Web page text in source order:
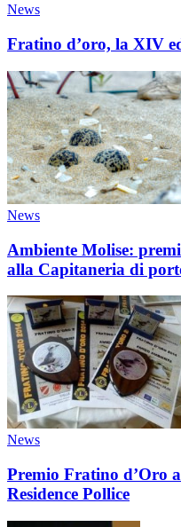
News
Fratino d’oro, la XIV
News
Ambiente Molise:
alla Capitaneria di
News
Premio Fratino d’Oro
Residence Pollice